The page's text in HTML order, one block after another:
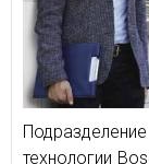
технологии